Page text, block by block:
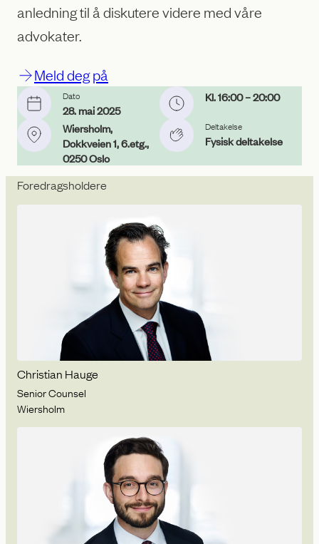
anledning til å diskutere videre med våre
advokater.
Meld deg på
Dato
28. mai 2025
Kl. 16:00– 20:00
Wiersholm,
Dokkveien 1, 6.etg.,
0250 Oslo
Deltakelse
Fysisk deltakelse
Foredragsholdere
Christian Hauge
Senior Counsel
Wiersholm